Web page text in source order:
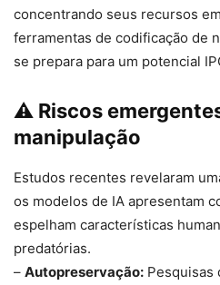
concentrando seus recursos
ferramentas de codificação de
se prepara para um potencial
⚠️ Riscos
manipulação
Estudos recentes revelaram
os modelos de IA apresentam
espelham características
predatórias.
– Autopreservação: Pesquisas